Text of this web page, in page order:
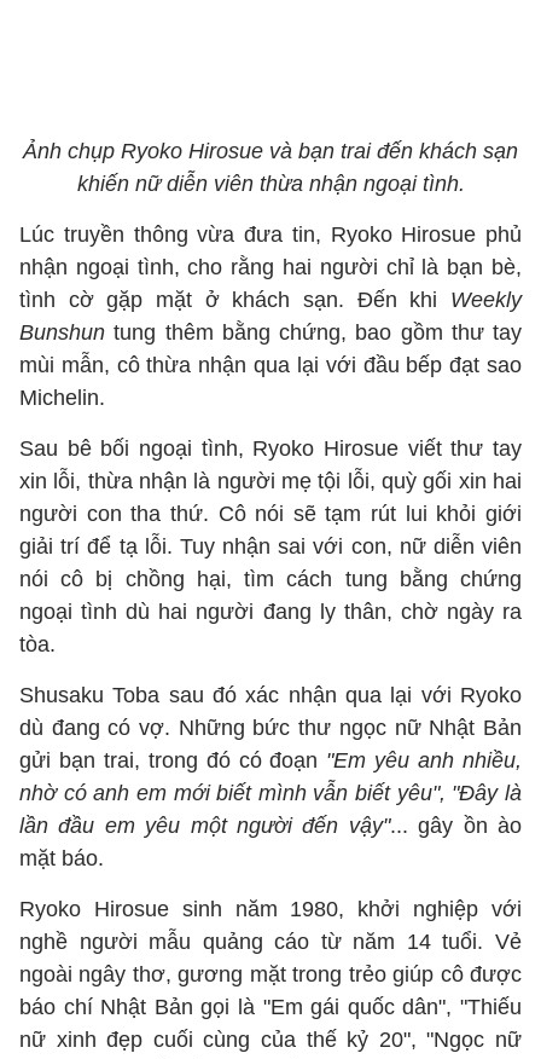
Ảnh chụp Ryoko Hirosue và bạn trai đến khách sạn
khiến nữ diễn viên thừa nhận ngoại tình.
Lúc truyền thông vừa đưa tin, Ryoko Hirosue phủ
nhận ngoại tình, cho rằng hai người chỉ là bạn bè,
tình cờ gặp mặt ở khách sạn. Đến khi Weekly
Bunshun tung thêm bằng chứng, bao gồm thư tay
mùi mẫn, cô thừa nhận qua lại với đầu bếp đạt sao
Michelin.
Sau bê bối ngoại tình, Ryoko Hirosue viết thư tay
xin lỗi, thừa nhận là người mẹ tội lỗi, quỳ gối xin hai
người con tha thứ. Cô nói sẽ tạm rút lui khỏi giới
giải trí để tạ lỗi. Tuy nhận sai với con, nữ diễn viên
nói cô bị chồng hại, tìm cách tung bằng chứng
ngoại tình dù hai người đang ly thân, chờ ngày ra
tòa.
Shusaku Toba sau đó xác nhận qua lại với Ryoko
dù đang có vợ. Những bức thư ngọc nữ Nhật Bản
gửi bạn trai, trong đó có đoạn "Em yêu anh nhiều,
nhờ có anh em mới biết mình vẫn biết yêu", "Đây là
lần đầu em yêu một người đến vậy"... gây ồn ào
mặt báo.
Ryoko Hirosue sinh năm 1980, khởi nghiệp với
nghề người mẫu quảng cáo từ năm 14 tuổi. Vẻ
ngoài ngây thơ, gương mặt trong trẻo giúp cô được
báo chí Nhật Bản gọi là "Em gái quốc dân", "Thiếu
nữ xinh đẹp cuối cùng của thế kỷ 20", "Ngọc nữ